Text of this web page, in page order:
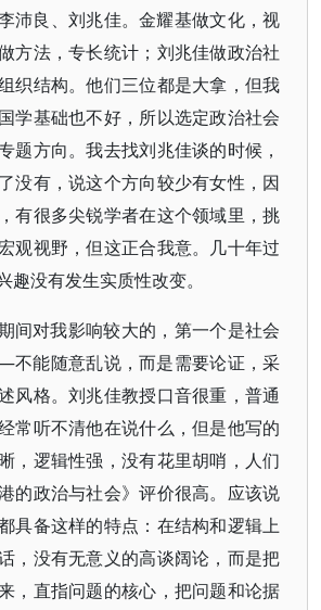
良、刘兆佳。金耀基做文化，视
方法，专长统计；刘兆佳做政治社
织结构。他们三位都是大拿，但我
学基础也不好，所以选定政治社会
题方向。我去找刘兆佳谈的时候，
没有，说这个方向较少有女性，因
有很多尖锐学者在这个领域里，挑
观视野，但这正合我意。几十年过
趣没有发生实质性改变。
间对我影响较大的，第一个是社会
能随意乱说，而是需要论证，采
风格。刘兆佳教授口音很重，普通
常听不清他在说什么，但是他写的
，逻辑性强，没有花里胡哨，人们
的政治与社会》评价很高。应该说
具备这样的特点：在结构和逻辑上
，没有无意义的高谈阔论，而是把
，直指问题的核心，把问题和论据